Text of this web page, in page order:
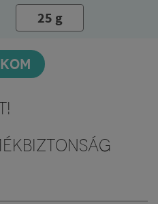
25 g